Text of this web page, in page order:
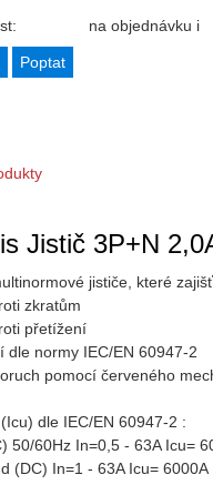
na objednávku i
Jistič 3P+N
jističe, které
zkratům
přetížení
dle normy IEC/EN 60947-2
pomocí červeného
dle IEC/EN 60947-2 :
50/60Hz In=0,5 - 63A Icu=
(DC) In=1 - 63A Icu= 6000A